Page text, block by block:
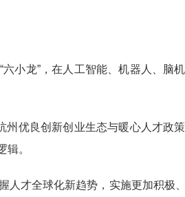
龙”，在人工智能、机器人、脑
优良创新创业生态与暖心人才政
。
才全球化新趋势，实施更加积极